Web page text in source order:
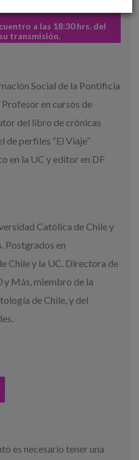
a las 18:30 hrs. del
transmisión.
Social de la Pontificia
en cursos de
del libro de crónicas
de perfiles “El Viaje”
en la UC y editor en DF
Católica de Chile y
Postgrados en
Chile y la UC. Directora de
Más, miembro de la
de Chile, y del
es necesario tener una